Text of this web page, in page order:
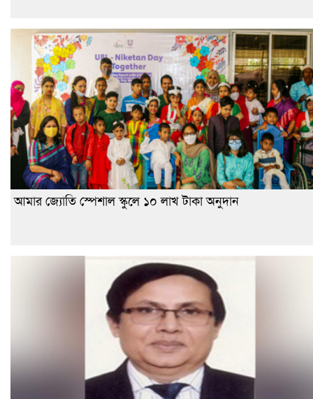
আমার জ্যোতি স্পেশাল স্কুলে ১০ লাখ টাকা অনুদান